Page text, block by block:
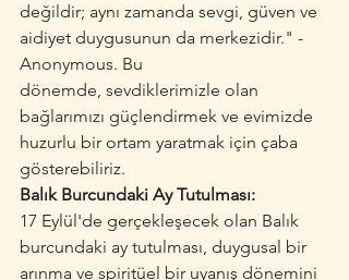
değildir; aynı zamanda sevgi, güven ve
aidiyet duygusunun da merkezidir." -
Anonymous. Bu
dönemde, sevdiklerimizle olan
bağlarımızı güçlendirmek ve evimizde
huzurlu bir ortam yaratmak için çaba
gösterebiliriz.
Balık Burcundaki Ay Tutulması:
17 Eylül'de gerçekleşecek olan Balık
burcundaki ay tutulması, duygusal bir
arınma ve spiritüel bir uyanış dönemini